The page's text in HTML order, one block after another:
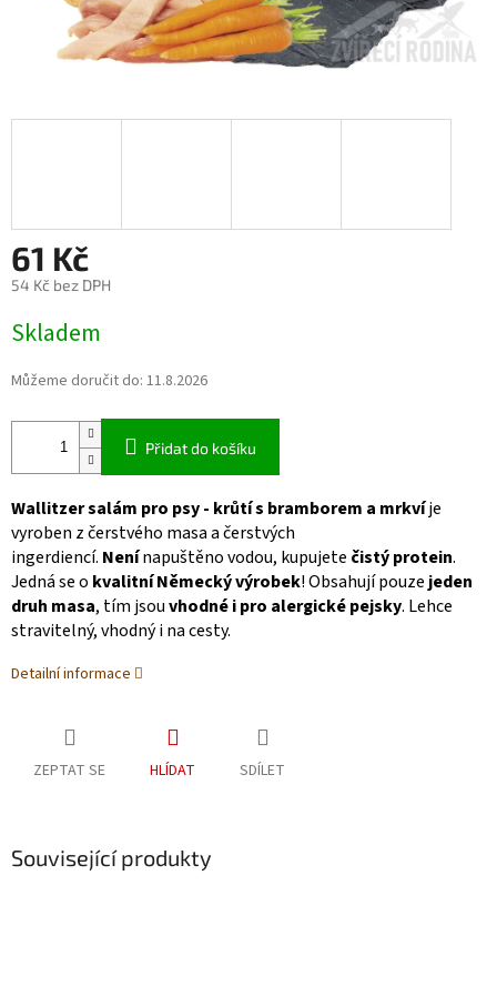
61 Kč
54 Kč bez DPH
cena:
Skladem
Můžeme doručit do: 11.8.2026
Přidat do košíku
Wallitzer salám pro psy - krůtí s bramborem a mrkvíje
vyroben z čerstvého masa a čerstvých
ingerdiencí. Nenínapuštěno vodou, kupujete čistý protein.
Jedná se o kvalitní Německý výrobek! Obsahují pouzejeden
druh masa, tím jsouvhodné i pro alergické pejsky. Lehce
stravitelný, vhodný i na cesty.
Detailní informace
ZEPTAT SE HLÍDAT SDÍLET
Související produkty